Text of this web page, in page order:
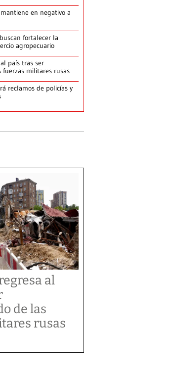
en negativo a
fortalecer la
agropecuario
país tras ser
fuerzas militares rusas
reclamos de policías y
al
de las
rusas